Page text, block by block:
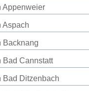
Appenweier
Aspach
Backnang
Bad Cannstatt
Bad Ditzenbach